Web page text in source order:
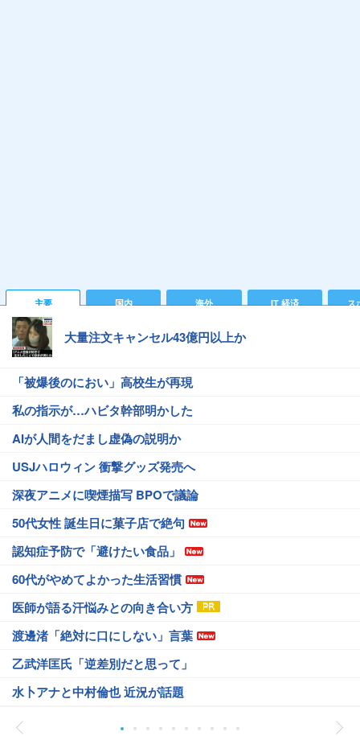
主要 国内 海外 IT 経済 ス
大量注文キャンセル43億円以上か
「被爆後のにおい」高校生が再現
私の指示が…ハビタ幹部明かした
AIが人間をだまし虚偽の説明か
USJハロウィン 衝撃グッズ発売へ
深夜アニメに喫煙描写 BPOで議論
50代女性 誕生日に菓子店で絶句
認知症予防で「避けたい食品」
60代がやめてよかった生活習慣
医師が語る汗悩みとの向き合い方
渡邊渚「絶対に口にしない」言葉
乙武洋匡氏「逆差別だと思って」
水卜アナと中村倫也 近況が話題